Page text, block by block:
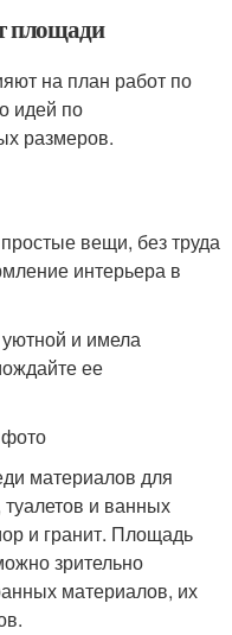
площади
на план работ по
идей по
размеров.
вещи, без труда
интерьера в
и имела
ее
материалов для
и ванных
и гранит. Площадь
зрительно
материалов, их